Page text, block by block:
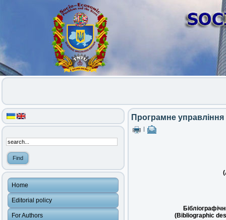
Home
Editorial policy
For Authors
Програмне
(Bibliographic